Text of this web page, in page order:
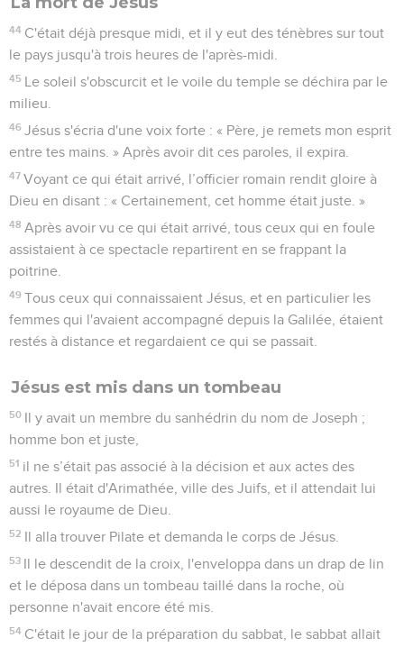
44 C'était déjà presque midi, et il y eut des ténèbres sur tout
le pays jusqu'à trois heures de l'après-midi.
45 Le soleil s'obscurcit et le voile du temple se déchira par le
milieu.
46 Jésus s'écria d'une voix forte : « Père, je remets mon esprit
entre tes mains. » Après avoir dit ces paroles, il expira.
47 Voyant ce qui était arrivé, l’officier romain rendit gloire à
Dieu en disant : « Certainement, cet homme était juste. »
48 Après avoir vu ce qui était arrivé, tous ceux qui en foule
assistaient à ce spectacle repartirent en se frappant la
poitrine.
49 Tous ceux qui connaissaient Jésus, et en particulier les
femmes qui l'avaient accompagné depuis la Galilée, étaient
restés à distance et regardaient ce qui se passait.
Jésus est mis dans un tombeau
50 Il y avait un membre du sanhédrin du nom de Joseph ;
homme bon et juste,
51 il ne s’était pas associé à la décision et aux actes des
autres. Il était d'Arimathée, ville des Juifs, et il attendait lui
aussi le royaume de Dieu.
52 Il alla trouver Pilate et demanda le corps de Jésus.
53 Il le descendit de la croix, l'enveloppa dans un drap de lin
et le déposa dans un tombeau taillé dans la roche, où
personne n'avait encore été mis.
54 C'était le jour de la préparation du sabbat, le sabbat allait